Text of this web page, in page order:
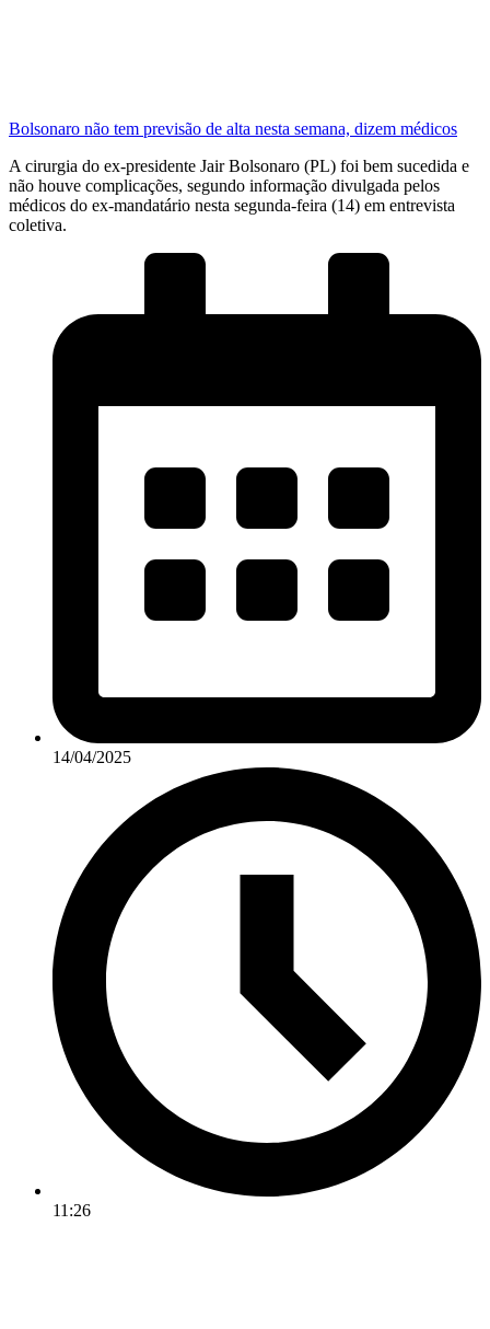
Bolsonaro não tem previsão de alta nesta semana, dizem médicos
A cirurgia do ex-presidente Jair Bolsonaro (PL) foi bem sucedida e
não houve complicações, segundo informação divulgada pelos
médicos do ex-mandatário nesta segunda-feira (14) em entrevista
coletiva.
14/04/2025
11:26